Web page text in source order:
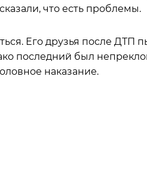
что есть проблемы.
Его друзья после ДТП
последний был
наказание.